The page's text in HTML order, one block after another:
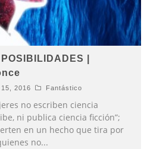
|
2016 Fantástico
no escriben ciencia
ni publica ciencia ficción”;
en un hecho que tira por
no...